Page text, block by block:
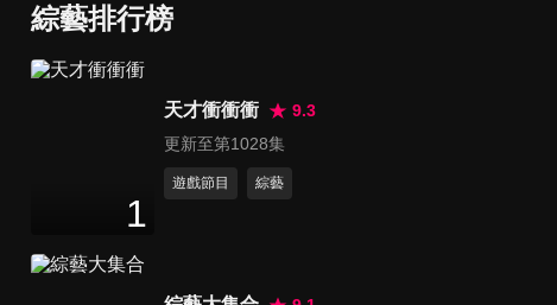
第67集 她們是國中生心中的女
48分鐘
綜藝排行榜
1
天才衝衝衝
9.3
更新至第1028集
遊戲節目 綜藝